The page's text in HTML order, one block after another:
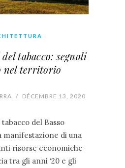
tabacco: segnali
nel territorio
/ DÉCEMBRE 13, 2020
del Basso
manifestazione di una
risorse economiche
tra gli anni ‘20 e gli